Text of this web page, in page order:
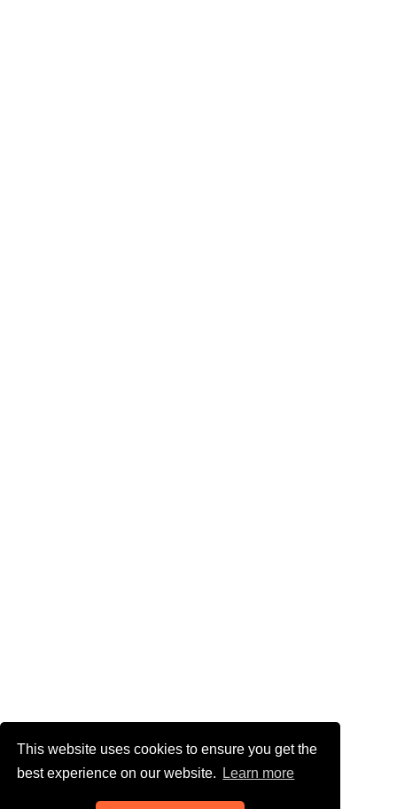
This website uses cookies to ensure you get the
best experience on our website.
Learn more